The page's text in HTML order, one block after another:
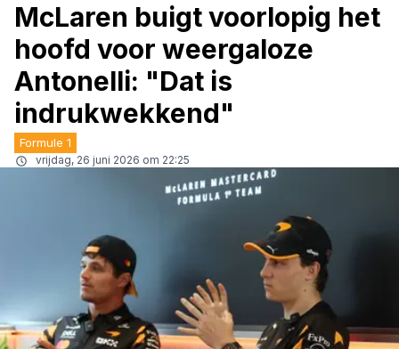
McLaren buigt voorlopig het
hoofd voor weergaloze
Antonelli: "Dat is
indrukwekkend"
Formule 1
vrijdag, 26 juni 2026 om 22:25